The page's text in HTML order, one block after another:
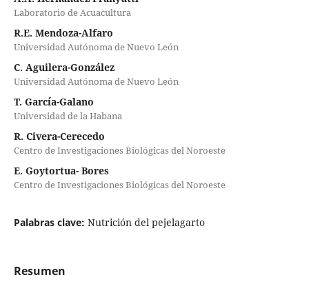
Laboratorio de Acuacultura
R.E. Mendoza-Alfaro
Universidad Autónoma de Nuevo León
C. Aguilera-González
Universidad Autónoma de Nuevo León
T. García-Galano
Universidad de la Habana
R. Civera-Cerecedo
Centro de Investigaciones Biológicas del Noroeste
E. Goytortua- Bores
Centro de Investigaciones Biológicas del Noroeste
Palabras clave: Nutrición del pejelagarto
Resumen